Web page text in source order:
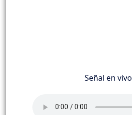
Señal en vivo